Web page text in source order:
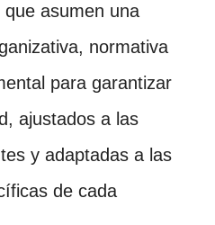
asumen una
normativa
para garantizar
ajustados a las
y adaptadas a las
de cada